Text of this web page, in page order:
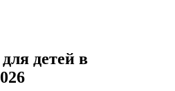
детей в